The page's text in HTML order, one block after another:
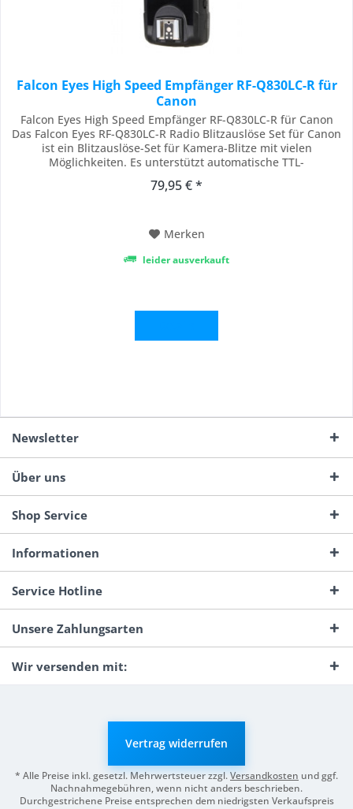
Falcon Eyes High Speed Empfänger RF-Q830LC-R für
Canon
Falcon Eyes High Speed Empfänger RF-Q830LC-R für Canon
Das Falcon Eyes RF-Q830LC-R Radio Blitzauslöse Set für Canon
ist ein Blitzauslöse-Set für Kamera-Blitze mit vielen
Möglichkeiten. Es unterstützt automatische TTL-
Einstellungen. Sie können z.B. mit mehrere Empfängern Ihre
79,95 € *
Merken
leider ausverkauft
Newsletter
Über uns
Shop Service
Informationen
Service Hotline
Unsere Zahlungsarten
Wir versenden mit:
Vertrag widerrufen
* Alle Preise inkl. gesetzl. Mehrwertsteuer zzgl.Versandkosten und ggf.
Nachnahmegebühren, wenn nicht anders beschrieben.
Durchgestrichene Preise entsprechen dem niedrigsten Verkaufspreis